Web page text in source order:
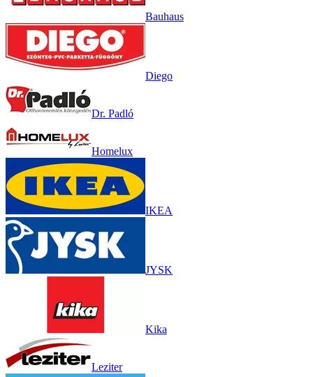
Bauhaus
Diego
Dr. Padló
Homelux
IKEA
JYSK
Kika
Leziter